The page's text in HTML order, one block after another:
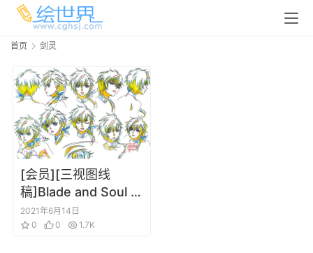
首页 剑灵
[会员][三视图线
稿]Blade and Soul 剑
灵角色三视图表情线
稿设定集
2021年6月14日
0
0 1.7K